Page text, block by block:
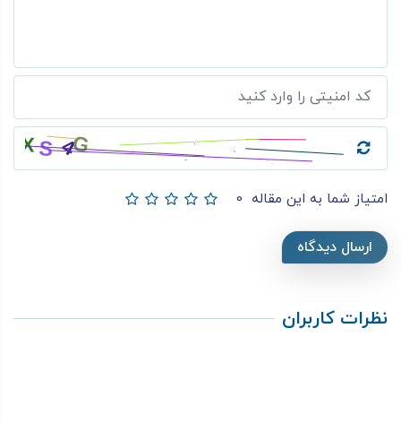
امتیاز شما به این مقاله 0
ارسال دیدگاه
نظرات کاربران